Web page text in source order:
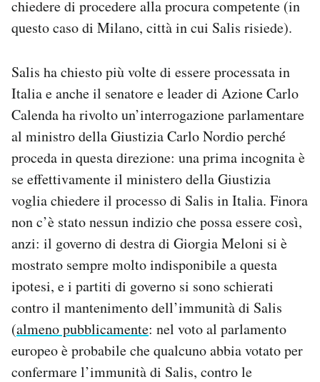
chiedere di procedere alla procura competente (in
questo caso di Milano, città in cui Salis risiede).
Salis ha chiesto più volte di essere processata in
Italia e anche il senatore e leader di Azione Carlo
Calenda ha rivolto un’interrogazione parlamentare
al ministro della Giustizia Carlo Nordio perché
proceda in questa direzione: una prima incognita è
se effettivamente il ministero della Giustizia
voglia chiedere il processo di Salis in Italia. Finora
non c’è stato nessun indizio che possa essere così,
anzi: il governo di destra di Giorgia Meloni si è
mostrato sempre molto indisponibile a questa
ipotesi, e i partiti di governo si sono schierati
contro il mantenimento dell’immunità di Salis
(almeno pubblicamente: nel voto al parlamento
europeo è probabile che qualcuno abbia votato per
confermare l’immunità di Salis, contro le